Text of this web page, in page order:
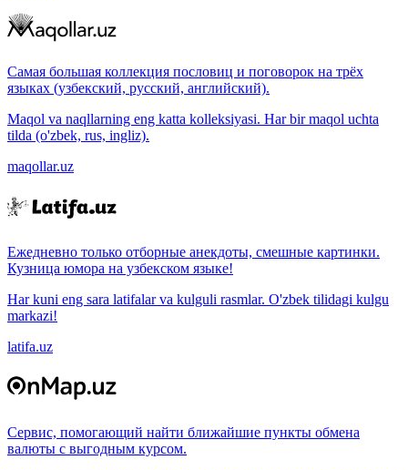
Самая большая коллекция пословиц и поговорок на трёх
языках (узбекский, русский, английский).
Maqol va naqllarning eng katta kolleksiyasi. Har bir maqol uchta
tilda (o'zbek, rus, ingliz).
maqollar.uz
Ежедневно только отборные анекдоты, смешные картинки.
Кузница юмора на узбекском языке!
Har kuni eng sara latifalar va kulguli rasmlar. O'zbek tilidagi kulgu
markazi!
latifa.uz
Сервис, помогающий найти ближайшие пункты обмена
валюты с выгодным курсом.